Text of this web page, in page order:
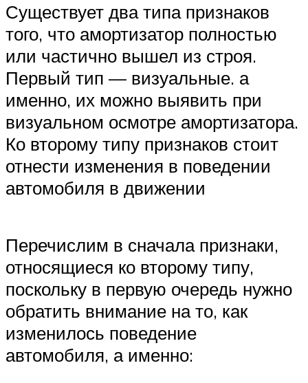
Существует два типа признаков
того, что амортизатор полностью
или частично вышел из строя.
Первый тип — визуальные. а
именно, их можно выявить при
визуальном осмотре амортизатора.
Ко второму типу признаков стоит
отнести изменения в поведении
автомобиля в движении
Перечислим в сначала признаки,
относящиеся ко второму типу,
поскольку в первую очередь нужно
обратить внимание на то, как
изменилось поведение
автомобиля, а именно: